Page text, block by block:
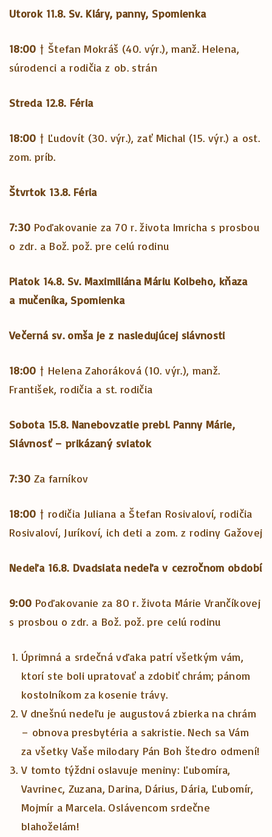
Utorok 11.8. Sv. Kláry, panny, Spomienka
18:00 † Štefan Mokráš (40. výr.), manž. Helena,
súrodenci a rodičia z ob. strán
Streda 12.8. Féria
18:00 † Ľudovít (30. výr.), zať Michal (15. výr.) a ost.
zom. príb.
Štvrtok 13.8. Féria
7:30 Poďakovanie za 70 r. života Imricha s prosbou
o zdr. a Bož. pož. pre celú rodinu
Piatok 14.8. Sv. Maximiliána Máriu Kolbeho, kňaza
a mučeníka, Spomienka
Večerná sv. omša je z nasledujúcej slávnosti
18:00 † Helena Zahoráková (10. výr.), manž.
František, rodičia a st. rodičia
Sobota 15.8. Nanebovzatie prebl. Panny Márie,
Slávnosť – prikázaný sviatok
7:30 Za farníkov
18:00 † rodičia Juliana a Štefan Rosivaloví, rodičia
Rosivaloví, Juríkoví, ich deti a zom. z rodiny Gažovej
Nedeľa 16.8. Dvadsiata nedeľa v cezročnom období
9:00 Poďakovanie za 80 r. života Márie Vrančíkovej
s prosbou o zdr. a Bož. pož. pre celú rodinu
Úprimná a srdečná vďaka patrí všetkým vám,
ktorí ste boli upratovať a zdobiť chrám; pánom
kostolníkom za kosenie trávy.
V dnešnú nedeľu je augustová zbierka na chrám
– obnova presbytéria a sakristie. Nech sa Vám
za všetky Vaše milodary Pán Boh štedro odmení!
V tomto týždni oslavuje meniny: Ľubomíra,
Vavrinec, Zuzana, Darina, Dárius, Dária, Ľubomír,
Mojmír a Marcela. Oslávencom srdečne
blahoželám!